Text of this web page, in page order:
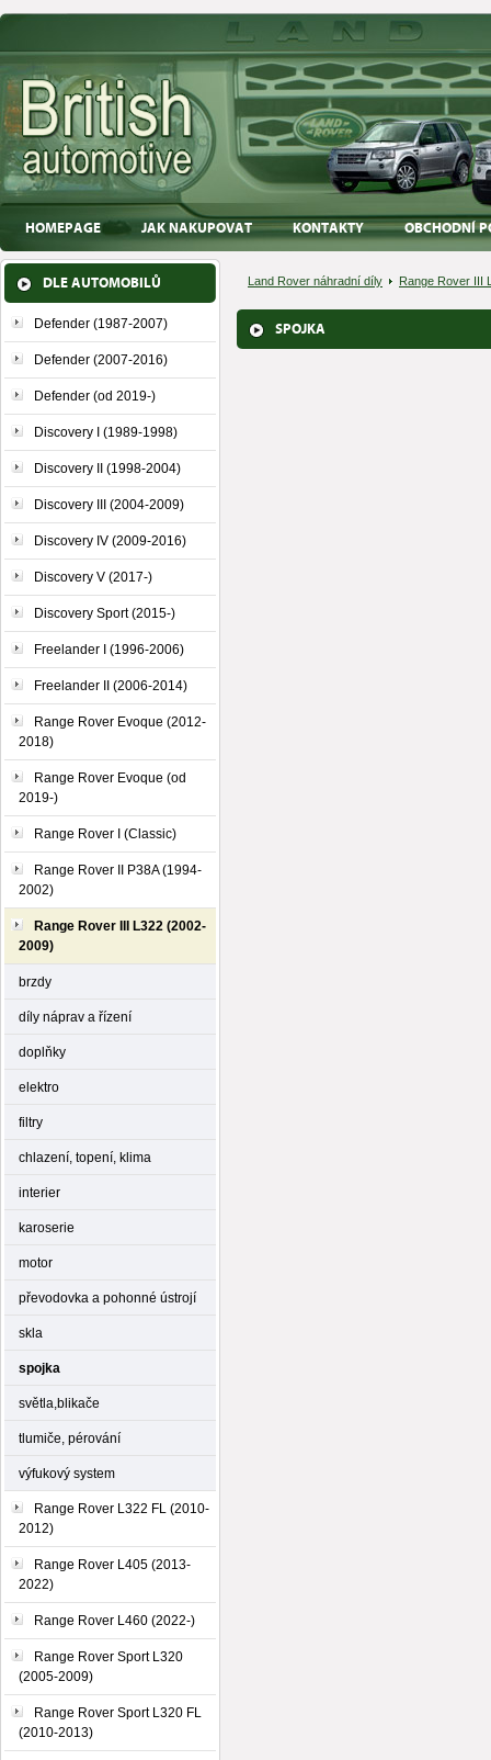
HOMEPAGE JAK NAKUPOVAT KONTAKTY OBCHODNÍ
DLE AUTOMOBILŮ
Defender (1987-2007)
Defender (2007-2016)
Defender (od 2019-)
Discovery I (1989-1998)
Discovery II (1998-2004)
Discovery III (2004-2009)
Discovery IV (2009-2016)
Discovery V (2017-)
Discovery Sport (2015-)
Freelander I (1996-2006)
Freelander II (2006-2014)
Range Rover Evoque (2012-
2018)
Range Rover Evoque (od
2019-)
Range Rover I (Classic)
Range Rover II P38A (1994-
2002)
Range Rover III L322 (2002-
2009)
brzdy
díly náprav a řízení
doplňky
elektro
filtry
chlazení, topení, klima
interier
karoserie
motor
převodovka a pohonné ústrojí
skla
spojka
světla,blikače
tlumiče, pérování
výfukový system
Range Rover L322 FL (2010-
2012)
Range Rover L405 (2013-
2022)
Range Rover L460 (2022-)
Range Rover Sport L320
(2005-2009)
Range Rover Sport L320 FL
(2010-2013)
Land Rover náhradní díly Range Rover III
SPOJKA